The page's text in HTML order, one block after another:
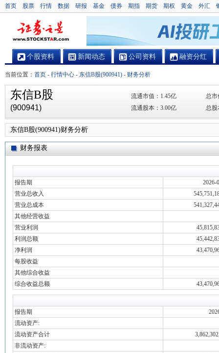
首页 股票 行情 数据 研报 基金 债券 期指 期货 期权 黄金 外汇
个股资料 新闻动态 公司资料 融资分红
当前位置： 首页 - 行情中心 - 东信B股(900941) - 财务分析
东信B股
(900941)
流通市值： 1.45亿
总市
流通股本： 3.00亿 总股
东信B股(900941)财务分析
财务报表
报告期
2026-
营业总收入
营业总成本
其他经营收益
营业利润
利润总额
净利润
每股收益
其他综合收益
综合收益总额
报告期
流动资产:
流动资产合计
非流动资产: